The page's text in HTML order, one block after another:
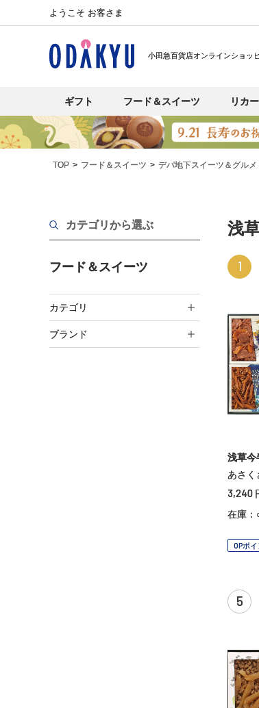
ようこそ お客さま
小田急百貨店オンラインショッ
ギフト フード＆スイーツ リカー
TOP フード＆スイーツ デパ地下スイーツ＆グルメ
カテゴリから選ぶ
フード＆スイーツ
カテゴリ
ブランド
浅
1
浅草今
あさ
3,240
在庫：
OPポ
5